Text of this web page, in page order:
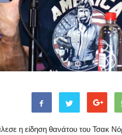
η είδηση θανάτου του Τσακ